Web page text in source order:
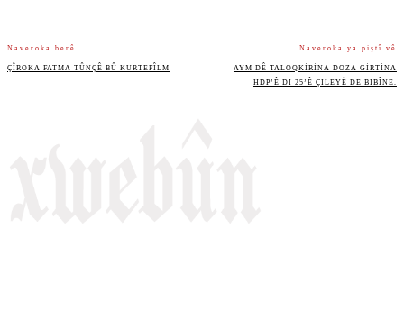
Naveroka berê
ÇÎROKA FATMA TÛNÇÊ BÛ KURTEFÎLM
Naveroka ya piştî vê
AYM DÊ TALOQKIRINA DOZA GIRTINA
HDP’Ê DI 25’Ê ÇILEYÊ DE BIBÎNE.